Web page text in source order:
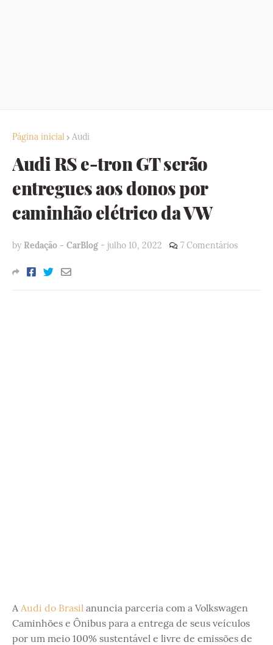
Página inicial Audi
Audi RS e-tron GT serão
entregues aos donos por
caminhão elétrico da VW
by Redação - CarBlog - julho 10, 2022 7 Comentários
A Audi do Brasil anuncia parceria com a Volkswagen
Caminhões e Ônibus para a entrega de seus veículos
por um meio 100% sustentável e livre de emissões de